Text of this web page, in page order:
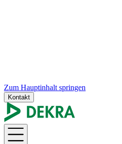
Zum Hauptinhalt springen
Kontakt